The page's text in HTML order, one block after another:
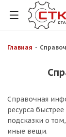
Главная -
Справочная
ресурса
подсказки о
иные вещи.